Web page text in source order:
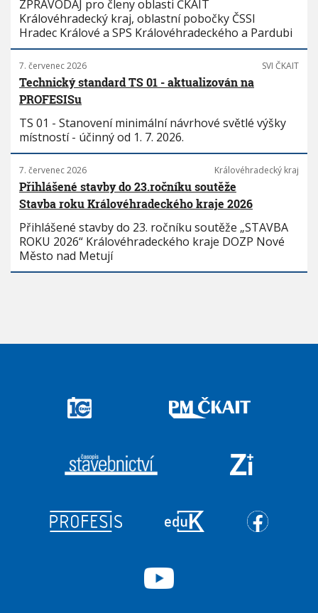
ZPRAVODAJ pro členy oblasti ČKAIT
Královéhradecký kraj, oblastní pobočky ČSSI
Hradec Králové a SPS Královéhradeckého a Pardubi
7. červenec 2026 SVI ČKAIT
Technický standard TS 01 - aktualizován na
PROFESISu
TS 01 - Stanovení minimální návrhové světlé výšky
místností - účinný od 1. 7. 2026.
7. červenec 2026 Královéhradecký kraj
Přihlášené stavby do 23.ročníku soutěže
Stavba roku Královéhradeckého kraje 2026
Přihlášené stavby do 23. ročníku soutěže „STAVBA
ROKU 2026“ Královéhradeckého kraje DOZP Nové
Město nad Metují